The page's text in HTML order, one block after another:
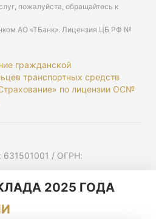
пожалуйста, обращайтесь к
АО «ТБанк». Лицензия ЦБ РФ №
гражданской
транспортных средств
по лицензии ОС№
/ ОГРН:
помещ. 9-182025 ГОДА